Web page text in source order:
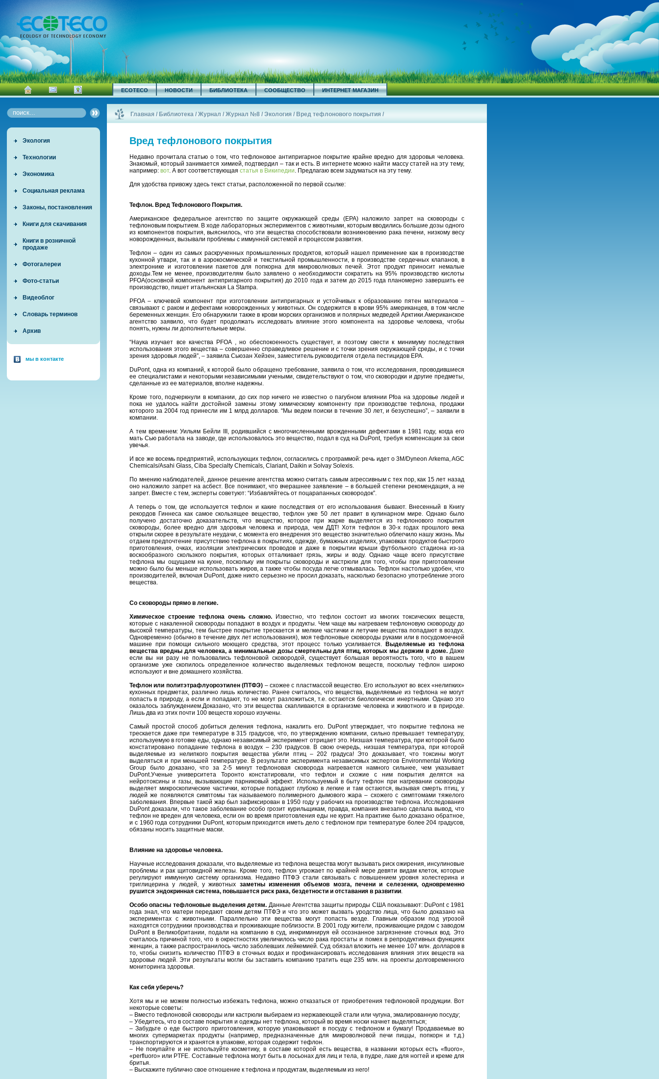
ECOTECO НОВОСТИ БИБЛИОТЕКА СООБЩЕСТВО ИНТЕРНЕТ МАГАЗИН
Экология
Технологии
Экономика
Социальная реклама
Законы, постановления
Книги для скачивания
Книги в розничной
продаже
Фотогалереи
Фото-статьи
Видеоблог
Словарь терминов
Архив
мы в контакте
Главная / Библиотека /Журнал /Журнал №8 /Экология / Вред тефлонового покрытия /
Вред тефлонового покрытия
Недавно прочитала статью о том, что тефлоновое антипригарное покрытие крайне вредно для здоровья человека.
Знакомый, который занимается химией, подтвердил – так и есть. В интернете можно найти массу статей на эту тему,
например: вот. А вот соответствующая статья в Википедии . Предлагаю всем задуматься на эту тему.
Для удобства привожу здесь текст статьи, расположенной по первой ссылке:
Тефлон. Вред Тефлонового Покрытия.
Американское федеральное агентство по защите окружающей среды (EPA) наложило запрет на сковороды с
тефлоновым покрытием. В ходе лабораторных экспериментов с животными, которым вводились большие дозы одного
из компонентов покрытия, выяснилось, что эти вещества способствовали возникновению рака печени, низкому весу
новорожденных, вызывали проблемы с иммунной системой и процессом развития.
Тефлон – один из самых раскрученных промышленных продуктов, который нашел применение как в производстве
кухонной утвари, так и в аэрокосмической и текстильной промышленности, в производстве сердечных клапанов, в
электронике и изготовлении пакетов для попкорна для микроволновых печей. Этот продукт приносит немалые
доходы.Тем не менее, производителям было заявлено о необходимости сократить на 95% производство кислоты
PFOA(основной компонент антипригарного покрытия) до 2010 года и затем до 2015 года планомерно завершить ее
производство, пишет итальянская La Stampa.
PFOA – ключевой компонент при изготовлении антипригарных и устойчивых к образованию пятен материалов –
связывают с раком и дефектами новорожденных у животных. Он содержится в крови 95% американцев, в том числе
беременных женщин. Его обнаружили также в крови морских организмов и полярных медведей Арктики.Американское
агентство заявило, что будет продолжать исследовать влияние этого компонента на здоровье человека, чтобы
понять, нужны ли дополнительные меры.
“Наука изучает все качества PFOA , но обеспокоенность существует, и поэтому свести к минимуму последствия
использования этого вещества – совершенно справедливое решение и с точки зрения окружающей среды, и с точки
зрения здоровья людей”, – заявила Сьюзан Хейзен, заместитель руководителя отдела пестицидов EPA.
DuPont, одна из компаний, к которой было обращено требование, заявила о том, что исследования, проводившиеся
ее специалистами и некоторыми независимыми учеными, свидетельствуют о том, что сковородки и другие предметы,
сделанные из ее материалов, вполне надежны.
Кроме того, подчеркнули в компании, до сих пор ничего не известно о пагубном влиянии Pfoa на здоровье людей и
пока не удалось найти достойной замены этому химическому компоненту при производстве тефлона, продажи
которого за 2004 год принесли им 1 млрд долларов. “Мы ведем поиски в течение 30 лет, и безуспешно”, – заявили в
компании.
А тем временем: Уильям Бейли III, родившийся с многочисленными врожденными дефектами в 1981 году, когда его
мать Сью работала на заводе, где использовалось это вещество, подал в суд на DuPont, требуя компенсации за свои
увечья.
И все же восемь предприятий, использующих тефлон, согласились с программой: речь идет о 3M/Dyneon Arkema, AGC
Chemicals/Asahi Glass, Ciba Specialty Chemicals, Clariant, Daikin и Solvay Solexis.
По мнению наблюдателей, данное решение агентства можно считать самым агрессивным с тех пор, как 15 лет назад
оно наложило запрет на асбест. Все понимают, что вчерашнее заявление – в большей степени рекомендация, а не
запрет. Вместе с тем, эксперты советуют: “Избавляйтесь от поцарапанных сковородок”.
А теперь о том, где используется тефлон и какие последствия от его использования бывают. Внесенный в Книгу
рекордов Гиннеса как самое скользящее вещество, тефлон уже 50 лет правит в кулинарном мире. Однако было
получено достаточно доказательств, что вещество, которое при жарке выделяется из тефлонового покрытия
сковороды, более вредно для здоровья человека и природа, чем ДДТ! Хотя тефлон в 30-х годах прошлого века
открыли скорее в результате неудачи, с момента его внедрения это вещество значительно облегчило нашу жизнь. Мы
отдаем предпочтение присутствию тефлона в покрытиях, одежде, бумажных изделиях, упаковках продуктов быстрого
приготовления, очках, изоляции электрических проводов и даже в покрытии крыши футбольного стадиона из-за
воскообразного скользкого покрытия, которых отталкивает грязь, жиры и воду. Однако чаще всего присутствие
тефлона мы ощущаем на кухне, поскольку им покрыты сковороды и кастрюли для того, чтобы при приготовлении
можно было бы меньше использовать жиров, а также чтобы посуда легче отмывалась. Тефлон настолько удобен, что
производителей, включая DuPont, даже никто серьезно не просил доказать, насколько безопасно употребление этого
вещества.
Со сковороды прямо в легкие.
Химическое строение тефлона очень сложно. Известно, что тефлон состоит из многих токсических веществ,
которые с накаленной сковороды попадают в воздух и продукты. Чем чаще мы нагреваем тефлоновую сковороду до
высокой температуры, тем быстрее покрытие трескается и мелкие частички и летучие вещества попадают в воздух.
Одновременно (обычно в течение двух лет использования), моя тефлоновые сковороды руками или в посудомоечной
машине при помощи сильного моющего средства, этот процесс только усиливается. Выделяемые из тефлона
вещества вредны для человека, а минимальные дозы смертельны для птиц, которых мы держим в доме. Даже
если вы ни разу не пользовались тефлоновой сковородой, существует большая вероятность того, что в вашем
организме уже скопилось определенное количество выделяемых тефлоном веществ, поскольку тефлон широко
используют и вне домашнего хозяйства.
Тефлон или политэтрафлуороэтилен (ПТФЭ) – схожее с пластмассой вещество. Его используют во всех «нелипких»
кухонных предметах, различно лишь количество. Ранее считалось, что вещества, выделяемые из тефлона не могут
попасть в природу, а если и попадают, то не могут разложиться, т.е. остаются биологически инертными. Однако это
оказалось заблуждением.Доказано, что эти вещества скапливаются в организме человека и животного и в природе.
Лишь два из этих почти 100 веществ хорошо изучены.
Самый простой способ добиться деления тефлона, накалить его. DuPont утверждает, что покрытие тефлона не
трескается даже при температуре в 315 градусов, что, по утверждению компании, сильно превышает температуру,
используемую в готовке еды, однако независимый эксперимент отрицает это. Низшая температура, при которой было
констатировано попадание тефлона в воздух – 230 градусов. В свою очередь, низшая температура, при которой
выделяемые из нелипкого покрытия вещества убили птиц – 202 градуса! Это доказывает, что токсины могут
выделяться и при меньшей температуре. В результате эксперимента независимых экспертов Environmental Working
Group было доказано, что за 2-5 минут тефлоновая сковорода нагревается намного сильнее, чем указывает
DuPont.Ученые университета Торонто констатировали, что тефлон и схожие с ним покрытия делятся на
нейротоксины и газы, вызывающие парниковый эффект. Используемый в быту тефлон при нагревании сковороды
выделяет микроскопические частички, которые попадают глубоко в легкие и там остаются, вызывая смерть птиц, у
людей же появляются симптомы так называемого полимерного дымового жара – схожего с симптомами тяжелого
заболевания. Впервые такой жар был зафиксирован в 1950 году у рабочих на производстве тефлона. Исследования
DuPont доказали, что такое заболевание особо грозит курильщикам, правда, компания внезапно сделала вывод, что
тефлон не вреден для человека, если он во время приготовления еды не курит. На практике было доказано обратное,
и с 1960 года сотрудники DuPont, которым приходится иметь дело с тефлоном при температуре более 204 градусов,
обязаны носить защитные маски.
Влияние на здоровье человека.
Научные исследования доказали, что выделяемые из тефлона вещества могут вызывать риск ожирения, инсулиновые
проблемы и рак щитовидной железы. Кроме того, тефлон угрожает по крайней мере девяти видам клеток, которые
регулируют иммунную систему организма. Недавно ПТФЭ стали связывать с повышением уровня холестерина и
триглицерина у людей, у животных заметны изменения объемов мозга, печени и селезенки, одновременно
рушится эндокринная система, повышается риск рака, бездетности и отставания в развитии
Особо опасны тефлоновые выделения детям. Данные Агентства защиты природы США показывают: DuPont с 1981
года знал, что матери передают своим детям ПТФЭ и что это может вызвать уродство лица, что было доказано на
экспериментах с животными. Параллельно эти вещества могут попасть везде. Главным образом под угрозой
находятся сотрудники производства и проживающие поблизости. В 2001 году жители, проживающие рядом с заводом
DuPont в Великобритании, подали на компанию в суд, инкриминируя ей осознанное загрязнение сточных вод. Это
считалось причиной того, что в окрестностях увеличилось число рака простаты и помех в репродуктивных функциях
женщин, а также распространилось число заболевших лейкемией. Суд обязал вложить не менее 107 млн. долларов в
то, чтобы снизить количество ПТФЭ в сточных водах и профинансировать исследования влияния этих веществ на
здоровье людей. Эти результаты могли бы заставить компанию тратить еще 235 млн. на проекты долговременного
мониторинга здоровья.
Как себя уберечь?
Хотя мы и не можем полностью избежать тефлона, можно отказаться от приобретения тефлоновой продукции. Вот
некоторые советы:
– Вместо тефлоновой сковороды или кастрюли выбираем из нержавеющей стали или чугуна, эмалированную посуду;
– Убедитесь, что в составе покрытия и одежды нет тефлона, который во время носки начнет выделяться;
– Забудьте о еде быстрого приготовления, которую упаковывают в посуду с тефлоном и бумагу! Продаваемые во
многих супермаркетах продукты (например, предназначенные для микроволновой печи пиццы, попкорн и т.д.)
транспортируются и хранятся в упаковке, которая содержит тефлон.
– Не покупайте и не используйте косметику, в составе которой есть вещества, в названии которых есть «fluoro»,
«perfluoro» или PTFE. Составные тефлона могут быть в лосьонах для лиц и тела, в пудре, лаке для ногтей и креме для
бритья.
– Выскажите публично свое отношение к тефлона и продуктам, выделяемым из него!